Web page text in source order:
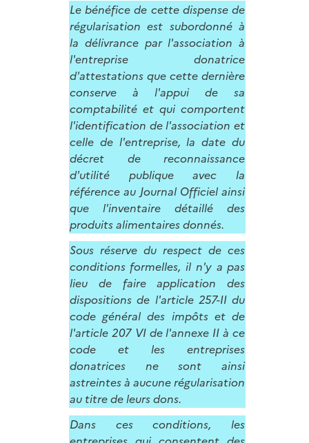
Le bénéfice de cette dispense de
régularisation est subordonné à
la délivrance par l'association à
l'entreprise donatrice
d'attestations que cette dernière
conserve à l'appui de sa
comptabilité et qui comportent
l'identification de l'association et
celle de l'entreprise, la date du
décret de reconnaissance
d'utilité publique avec la
référence au Journal Officiel ainsi
que l'inventaire détaillé des
produits alimentaires donnés.
Sous réserve du respect de ces
conditions formelles, il n'y a pas
lieu de faire application des
dispositions de l'article 257-II du
code général des impôts et de
l'article 207 VI de l'annexe II à ce
code et les entreprises
donatrices ne sont ainsi
astreintes à aucune régularisation
au titre de leurs dons.
Dans ces conditions, les